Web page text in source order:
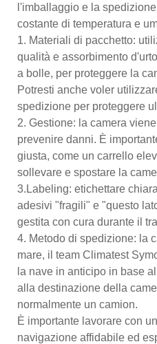
l'imballaggio e la
costante di temperatura e
1. Materiali di pacchetto:
qualità e assorbimento
a bolle, per proteggere la
Potresti anche voler
spedizione per proteggere
2. Gestione: la camera
prevenire danni. È
giusta, come un carrello
sollevare e spostare la
3.Labeling: etichettare
adesivi "fragili" e "questo
gestita con cura durante il
4. Metodo di spedizione: la
mare, il team Climatest
la nave in anticipo in base
alla destinazione della
normalmente un camion.
È importante lavorare con
navigazione affidabile ed